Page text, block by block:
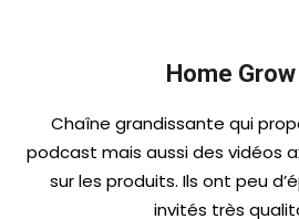
Home
Chaîne grandissante qui
podcast mais aussi des vidéos
sur les produits. Ils ont peu
invités très